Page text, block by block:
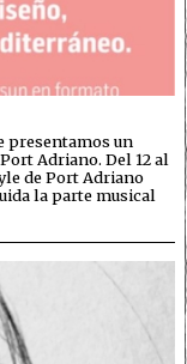
presentamos un
Adriano. Del 12 al
de Port Adriano
la parte musical